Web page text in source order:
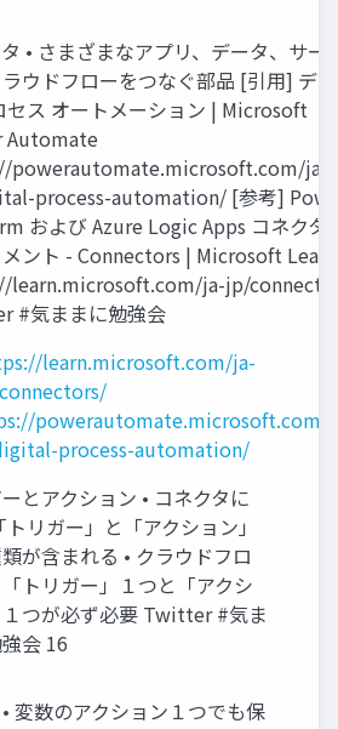
• さまざまなアプリ、データ、サー
ウドフローをつなぐ部品 [引用] デ
セス オートメーション | Microsoft
Automate
powerautomate.microsoft.com/ja-
process-automation/ [参考]
および Azure Logic Apps コネクタ
ント - Connectors | Microsoft Learn
learn.microsoft.com/ja-jp/
#気ままに勉強会
learn.microsoft.com/ja-
powerautomate.microsoft.com/
process-automation/
とアクション • コネクタに
リガー」と「アクション」
が含まれる • クラウドフロ
トリガー」１つと「アクシ
１つが必ず必要 Twitter #気ま
会 16
変数のアクション１つでも保